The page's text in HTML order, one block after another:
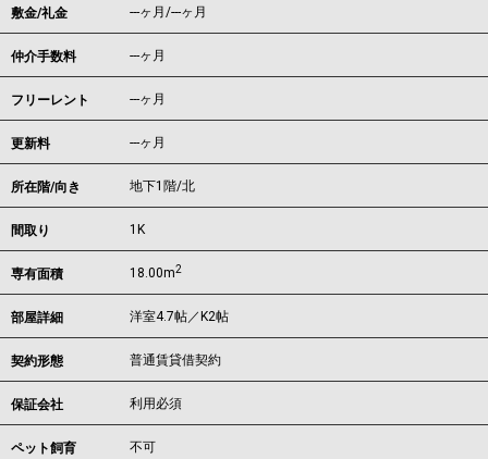
敷金/礼金 ---ヶ月/---ヶ月
仲介手数料 ---ヶ月
フリーレント ---ヶ月
更新料 ---ヶ月
所在階/向き 地下1階/北
間取り 1K
専有面積 18.00m2
部屋詳細 洋室4.7帖／K2帖
契約形態 普通賃貸借契約
保証会社 利用必須
ペット飼育 不可